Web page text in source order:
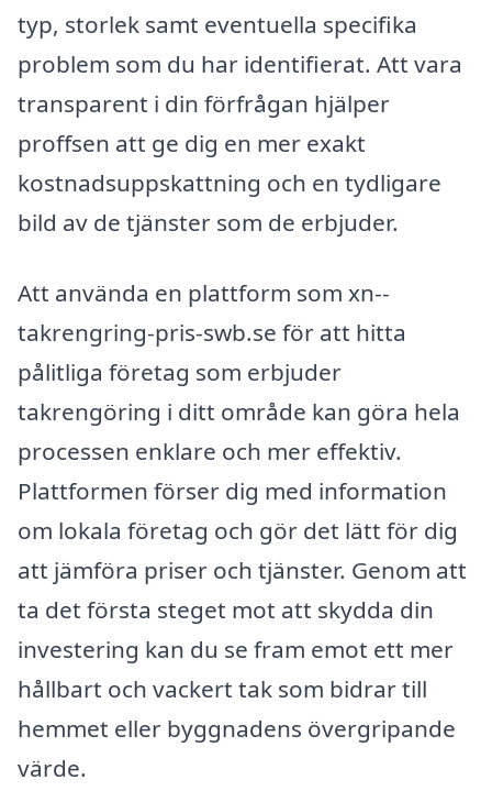
typ, storlek samt eventuella specifika
problem som du har identifierat. Att vara
transparent i din förfrågan hjälper
proffsen att ge dig en mer exakt
kostnadsuppskattning och en tydligare
bild av de tjänster som de erbjuder.
Att använda en plattform som xn--
takrengring-pris-swb.se för att hitta
pålitliga företag som erbjuder
takrengöring i ditt område kan göra hela
processen enklare och mer effektiv.
Plattformen förser dig med information
om lokala företag och gör det lätt för dig
att jämföra priser och tjänster. Genom att
ta det första steget mot att skydda din
investering kan du se fram emot ett mer
hållbart och vackert tak som bidrar till
hemmet eller byggnadens övergripande
värde.